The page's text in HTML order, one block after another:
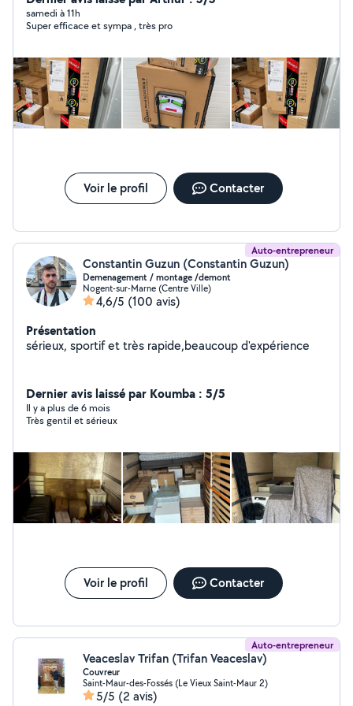
samedi à 11h
Super efficace et sympa , très pro
Voir le profil Contacter
Auto-entrepreneur
Constantin Guzun (Constantin Guzun)
Demenagement / montage /demont
Nogent-sur-Marne (Centre Ville)
4,6/5 (100 avis)
Présentation
sérieux, sportif et très rapide,beaucoup d'expérience
Dernier avis laissé par Koumba : 5/5
Il y a plus de 6 mois
Très gentil et sérieux
Voir le profil Contacter
Auto-entrepreneur
Veaceslav Trifan (Trifan Veaceslav)
Couvreur
Saint-Maur-des-Fossés (Le Vieux Saint-Maur 2)
5/5 (2 avis)